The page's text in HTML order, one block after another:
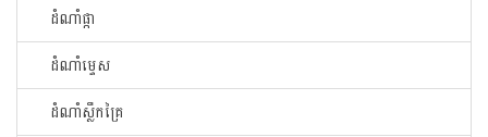
ដំណាំផ្កា
ដំណាំម្ទេស
ដំណាំស្លឹកគ្រៃ